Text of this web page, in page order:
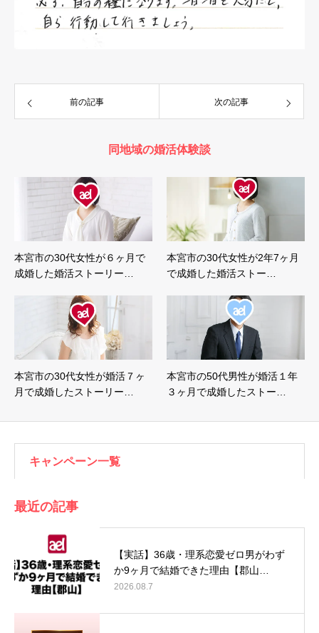
前の記事 次の記事
同地域の婚活体験談
本宮市の30代女性が６ヶ月で
成婚した婚活ストーリー…
本宮市の30代女性が2年7ヶ月
で成婚した婚活ストー…
本宮市の30代女性が婚活７ヶ
月で成婚したストーリー…
本宮市の50代男性が婚活１年
３ヶ月で成婚したストー…
キャンペーン一覧
最近の記事
【実話】36歳・理系恋愛ゼロ男がわず
か9ヶ月で結婚できた理由【郡山…
2026.08.7